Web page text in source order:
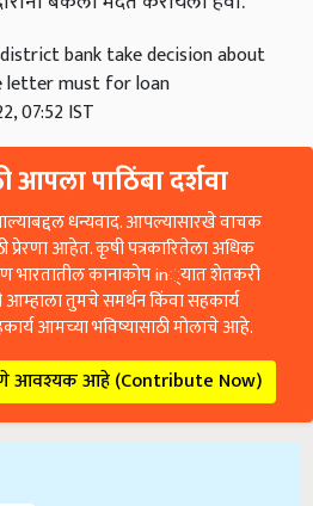
bank take decision about
letter must for loan
07:52 IST
आपला पाठिंबा दर्शवा
धन्यवाद. आपल्यासारखे वाचक
प्रेरणा आहेत. कृषी पत्रकारितेला अधिक
भारतातील कानाकोप in्यात शेतकरी
आम्हाला तुमचे समर्थन किंवा सहकार्य
आमच्या भविष्यासाठी मोलाचे आहे.
आवश्यक आहे (Contribute Now)